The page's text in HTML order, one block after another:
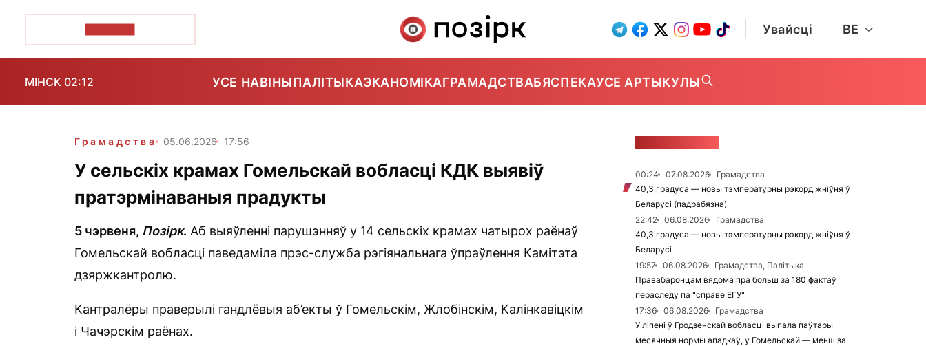
Увайсці BE
МІНСК 02:12 УСЕ НАВІНЫПАЛІТЫКАЭКАНОМІКАГРАМАДСТВАБЯСПЕКАУСЕ АРТЫКУЛЫ
Грамадства 05.06.2026 17:56
У сельскіх крамах Гомельскай вобласці КДК выявіў
пратэрмінаваныя прадукты
5 чэрвеня, Позірк. Аб выяўленні парушэнняў у 14 сельскіх крамах чатырох раёнаў
Гомельскай вобласці паведаміла прэс-служба рэгіянальнага ўпраўлення Камітэта
дзяржкантролю.
Кантралёры праверылі гандлёвыя аб’екты ў Гомельскім, Жлобінскім, Калінкавіцкім
і Чачэрскім раёнах.
00:24 07.08.2026
Грамадства
40,3 градуса — новы тэмпературны рэкорд жніўня ў
Беларусі (падрабязна)
22:42
06.08.2026
Грамадства
40,3 градуса — новы тэмпературны рэкорд жніўня ў
Беларусі
19:57
06.08.2026
Грамадства, Палітыка
Правабаронцам вядома пра больш за 180 фактаў
пераследу па "справе ЕГУ"
17:36
06.08.2026
Грамадства
У ліпені ў Гродзенскай вобласці выпала паўтары
месячныя нормы ападкаў, у Гомельскай — менш за